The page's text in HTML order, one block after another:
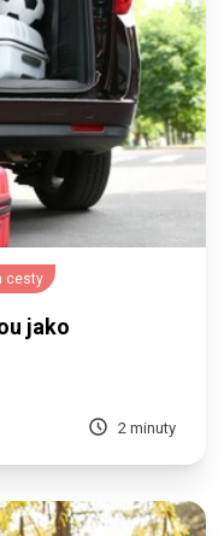
cesty
jako
2 minuty